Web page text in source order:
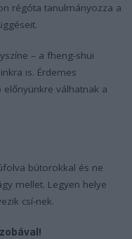
régóta tanulmányozza a
– a fheng-shui
is. Érdemes
válhatnak a
bútorokkal és ne
mellet. Legyen helye
csí-nek.